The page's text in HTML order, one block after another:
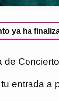
ya ha
entrada